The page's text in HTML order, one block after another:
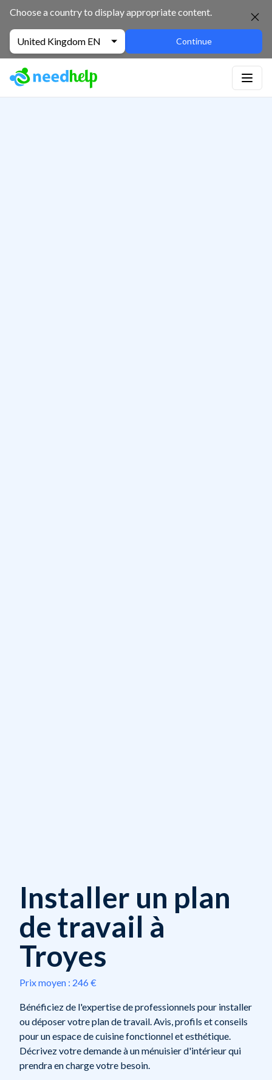
Choose a country to display appropriate content.
United Kingdom EN Continue
Installer un plan
de travail à
Troyes
Prix moyen : 246 €
Bénéficiez de l'expertise de professionnels pour installer
ou déposer votre plan de travail. Avis, profils et conseils
pour un espace de cuisine fonctionnel et esthétique.
Décrivez votre demande à un ménuisier d'intérieur qui
prendra en charge votre besoin.